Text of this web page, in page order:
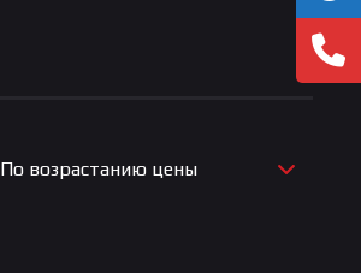
По возрастанию цены